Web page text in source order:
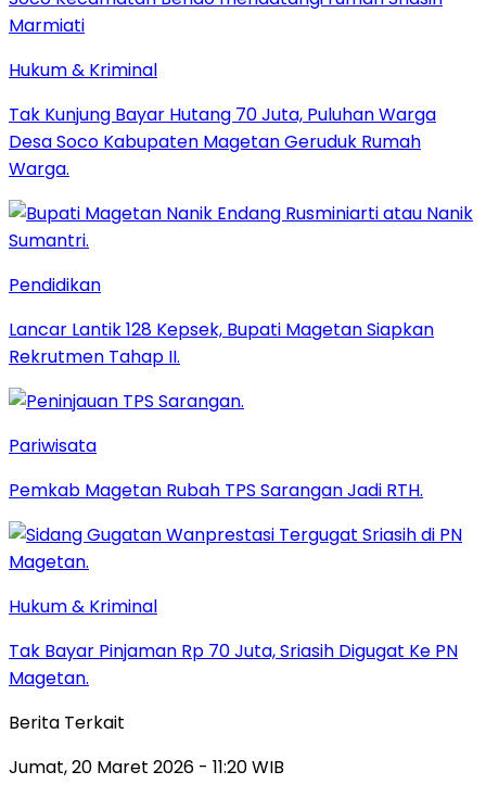
Hukum & Kriminal
Tak Kunjung Bayar Hutang 70 Juta, Puluhan Warga
Desa Soco Kabupaten Magetan Geruduk Rumah
Warga.
Pendidikan
Lancar Lantik 128 Kepsek, Bupati Magetan Siapkan
Rekrutmen Tahap II.
Pariwisata
Pemkab Magetan Rubah TPS Sarangan Jadi RTH.
Hukum & Kriminal
Tak Bayar Pinjaman Rp 70 Juta, Sriasih Digugat Ke PN
Magetan.
Berita Terkait
Jumat, 20 Maret 2026 - 11:20 WIB